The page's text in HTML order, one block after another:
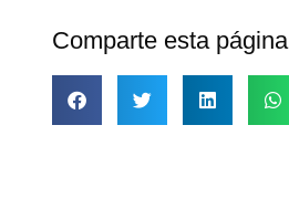
Comparte esta página